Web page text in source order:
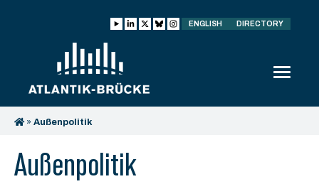
ENGLISH DIRECTORY
» Außenpolitik
Außenpolitik